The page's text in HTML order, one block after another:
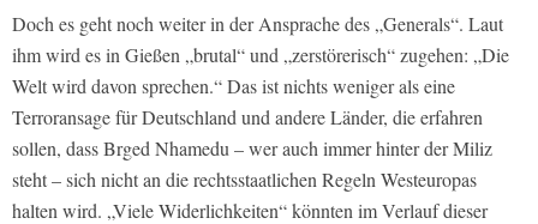
Doch es geht noch weiter in der Ansprache des „Generals“. Laut
ihm wird es in Gießen „brutal“ und „zerstörerisch“ zugehen: „Die
Welt wird davon sprechen.“ Das ist nichts weniger als eine
Terroransage für Deutschland und andere Länder, die erfahren
sollen, dass Brged Nhamedu – wer auch immer hinter der Miliz
steht – sich nicht an die rechtsstaatlichen Regeln Westeuropas
halten wird. „Viele Widerlichkeiten“ könnten im Verlauf dieser